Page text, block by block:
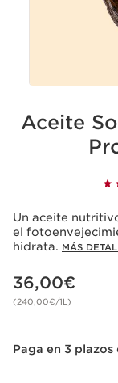
Aceite
Un aceite
el
hidrata. MÁS
Precio actual 36,00€
36,00€
(240,00€/1L)
Paga en 3